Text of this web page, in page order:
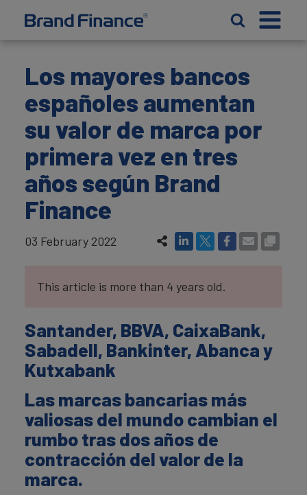
Los mayores bancos
españoles aumentan
su valor de marca por
primera vez en tres
años según Brand
Finance
03 February 2022
This article is more than 4 years old.
Santander, BBVA, CaixaBank,
Sabadell, Bankinter, Abanca y
Kutxabank
Las marcas bancarias más
valiosas del mundo cambian el
rumbo tras dos años de
contracción del valor de la
marca.